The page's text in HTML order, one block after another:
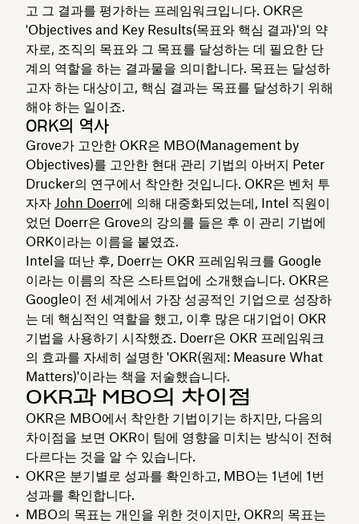
고 그 결과를 평가하는 프레임워크입니다. OKR은
'Objectives and Key Results(목표와 핵심 결과)'의 약
자로, 조직의 목표와 그 목표를 달성하는 데 필요한 단
계의 역할을 하는 결과물을 의미합니다. 목표는 달성하
고자 하는 대상이고, 핵심 결과는 목표를 달성하기 위해
해야 하는 일이죠.
ORK의 역사
Grove가 고안한 OKR은 MBO(Management by
Objectives)를 고안한 현대 관리 기법의 아버지 Peter
Drucker의 연구에서 착안한 것입니다. OKR은 벤처 투
자자 John Doerr에 의해 대중화되었는데, Intel 직원이
었던 Doerr은 Grove의 강의를 들은 후 이 관리 기법에
ORK이라는 이름을 붙였죠.
Intel을 떠난 후, Doerr는 OKR 프레임워크를 Google
이라는 이름의 작은 스타트업에 소개했습니다. OKR은
Google이 전 세계에서 가장 성공적인 기업으로 성장하
는 데 핵심적인 역할을 했고, 이후 많은 대기업이 OKR
기법을 사용하기 시작했죠. Doerr은 OKR 프레임워크
의 효과를 자세히 설명한 'OKR(원제: Measure What
Matters)'이라는 책을 저술했습니다.
OKR과 MBO의 차이점
OKR은 MBO에서 착안한 기법이기는 하지만, 다음의
차이점을 보면 OKR이 팀에 영향을 미치는 방식이 전혀
다르다는 것을 알 수 있습니다.
OKR은 분기별로 성과를 확인하고, MBO는 1년에 1번
성과를 확인합니다.
MBO의 목표는 개인을 위한 것이지만, OKR의 목표는